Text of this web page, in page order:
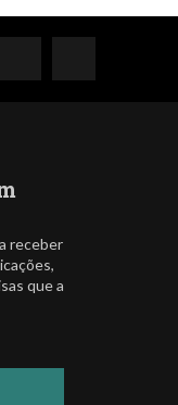
receber
que a